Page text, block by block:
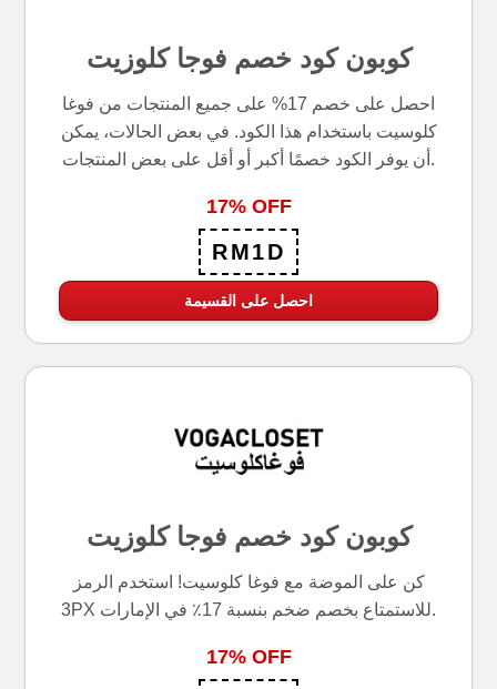
كوبون كود خصم فوجا كلوزيت
احصل على خصم 17% على جميع المنتجات من فوغا
كلوسيت باستخدام هذا الكود. في بعض الحالات، يمكن
أن يوفر الكود خصمًا أكبر أو أقل على بعض المنتجات.
17% OFF
RM1D
احصل على القسيمة
كوبون كود خصم فوجا كلوزيت
كن على الموضة مع فوغا كلوسيت! استخدم الرمز
3PX للاستمتاع بخصم ضخم بنسبة 17٪ في الإمارات.
17% OFF